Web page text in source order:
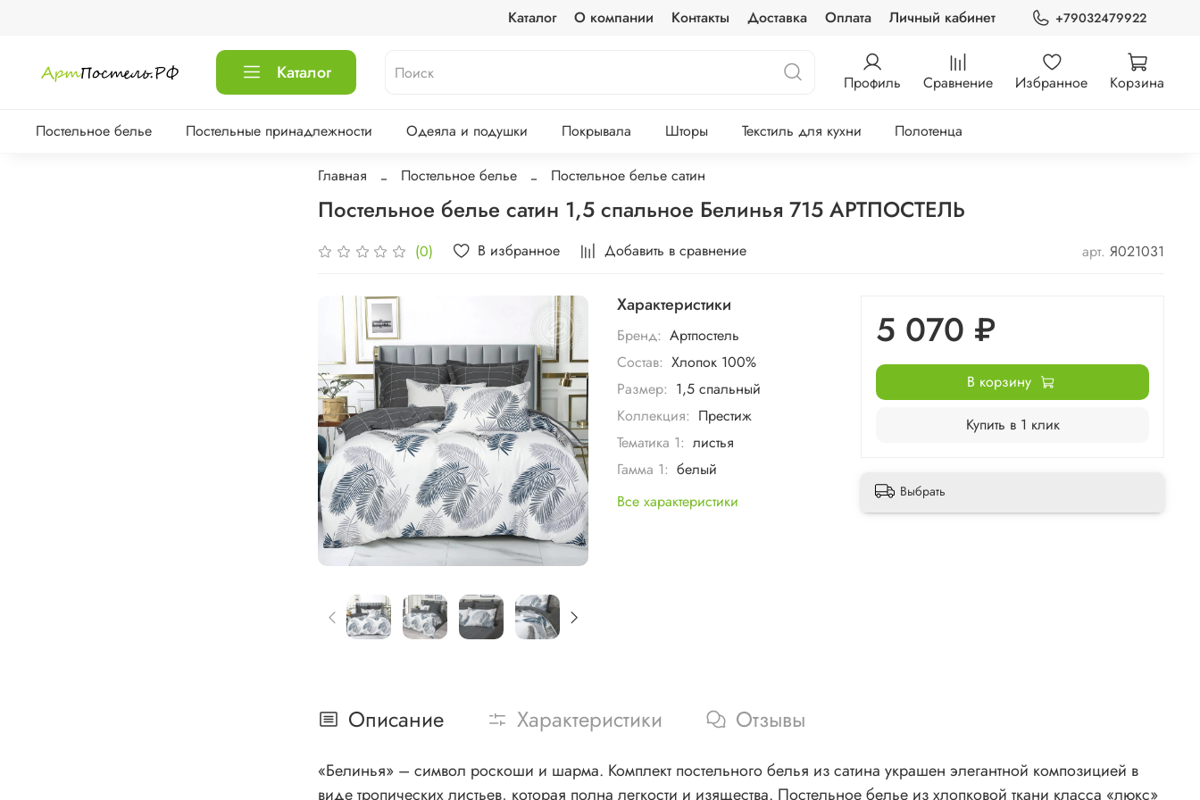
Каталог О компании Контакты Доставка Оплата Личный кабинет +79032479922
Каталог Профиль Сравнение Избранное Корзина
Постельное белье Постельные принадлежности Одеяла и подушки Покрывала Шторы Текстиль для кухни Полотенца
Главная Постельное белье Постельное белье сатин
Постельное белье сатин 1,5 спальное Белинья 715 АРТПОСТЕЛЬ
(0) В избранное Добавить в сравнение арт. Я021031
Характеристики
Бренд: Артпостель
Состав: Хлопок 100%
Размер: 1,5 спальный
Коллекция: Престиж
Тематика 1: листья
Гамма 1: белый
Все характеристики
5 070 ₽
В корзину
Купить в 1 клик
Выбрать
Описание Характеристики Отзывы
«Белинья» – символ роскоши и шарма. Комплект постельного белья из сатина украшен элегантной композицией в
виде тропических листьев, которая полна легкости и изящества. Постельное белье из хлопковой ткани класса «люкс»